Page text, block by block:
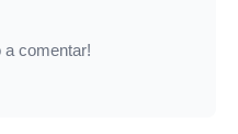
a comentar!